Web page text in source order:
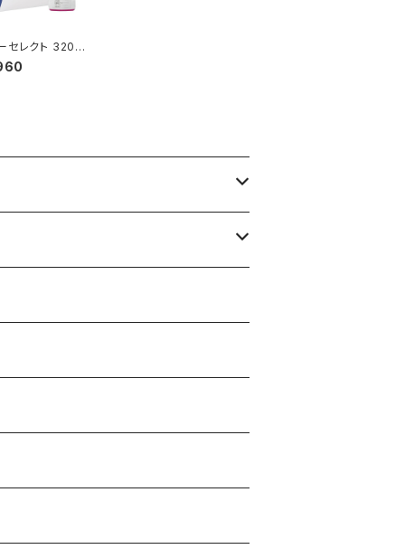
セレクト 3200
ンタ ドリンク
パック〉